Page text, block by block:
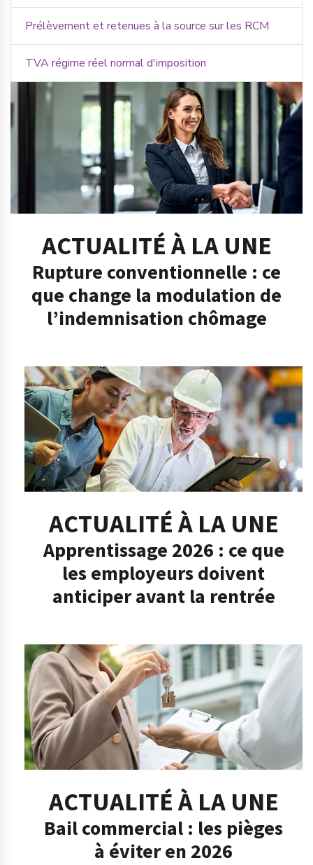
Prélèvement et retenues à la source sur les RCM
TVA régime réel normal d'imposition
ACTUALITÉ À LA UNE
Rupture conventionnelle : ce
que change la modulation de
l’indemnisation chômage
ACTUALITÉ À LA UNE
Apprentissage 2026 : ce que
les employeurs doivent
anticiper avant la rentrée
ACTUALITÉ À LA UNE
Bail commercial : les pièges
à éviter en 2026